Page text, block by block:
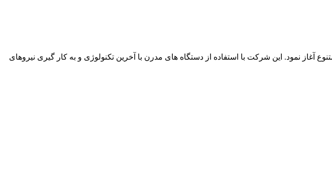
های سقفی در طرح ها و رنگ های متنوع آغاز نمود. این شرکت با استفاده از دستگاه های مدرن با آخرین تکنولوژی و به کار گیری نیروهای